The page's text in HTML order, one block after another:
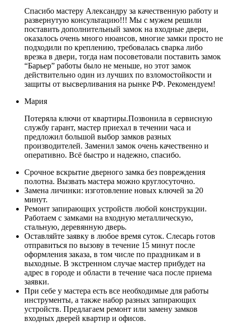
Спасибо мастеру Александру за качественную работу и
развернутую консультацию!!! Мы с мужем решили
поставить дополнительный замок на входные двери,
оказалось очень много нюансов, многие замки просто не
подходили по креплению, требовалась сварка либо
врезка в двери, тогда нам посоветовали поставить замок
“Барьер” работы было не меньше, но этот замок
действительно один из лучших по взломостойкости и
защиты от высверливания на рынке РФ. Рекомендуем!
Мария
Потеряла ключи от квартиры.Позвонила в сервисную
службу гарант, мастер приехал в течении часа и
предложил большой выбор замков разных
производителей. Заменил замок очень качественно и
оперативно. Всё быстро и надежно, спасибо.
Срочное вскрытие дверного замка без повреждения
полотна. Вызвать мастера можно круглосуточно.
Замена личинки: изготовление новых ключей за 20
минут.
Ремонт запирающих устройств любой конструкции.
Работаем с замками на входную металлическую,
стальную, деревянную дверь.
Оставляйте заявку в любое время суток. Слесарь готов
отправиться по вызову в течение 15 минут после
оформления заказа, в том числе по праздникам и в
выходные. В экстренном случае мастер прибудет на
адрес в городе и области в течение часа после приема
заявки.
При себе у мастера есть все необходимые для работы
инструменты, а также набор разных запирающих
устройств. Предлагаем ремонт или замену замков
входных дверей квартир и офисов.